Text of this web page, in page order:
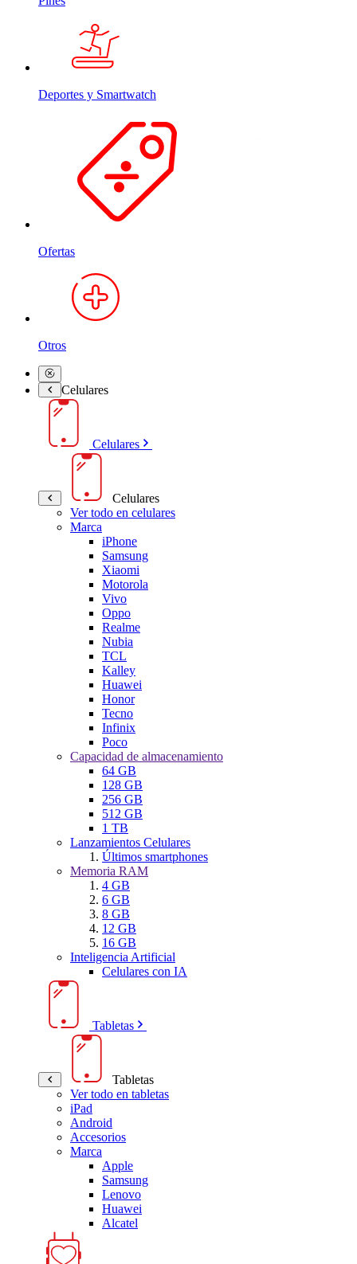
Deportes y Smartwatch
Ofertas
Otros
Celulares
Celulares
Celulares
Ver todo en celulares
Marca
iPhone
Samsung
Xiaomi
Motorola
Vivo
Oppo
Realme
Nubia
TCL
Kalley
Huawei
Honor
Tecno
Infinix
Poco
Capacidad de almacenamiento
64 GB
128 GB
256 GB
512 GB
1 TB
Lanzamientos Celulares
Últimos smartphones
Memoria RAM
4 GB
6 GB
8 GB
12 GB
16 GB
Inteligencia Artificial
Celulares con IA
Tabletas
Tabletas
Ver todo en tabletas
iPad
Android
Accesorios
Marca
Apple
Samsung
Lenovo
Huawei
Alcatel